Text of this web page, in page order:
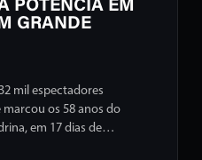
POTÊNCIA EM
GRANDE
mil espectadores
os 58 anos do
em 17 dias de